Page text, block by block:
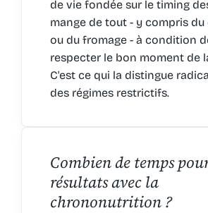
de vie fondée sur le timing
mange de tout - y compris
ou du fromage - à condition
respecter le bon moment de
C'est ce qui la distingue
des régimes restrictifs.
Combien de temps
résultats avec la
chrononutrition ?